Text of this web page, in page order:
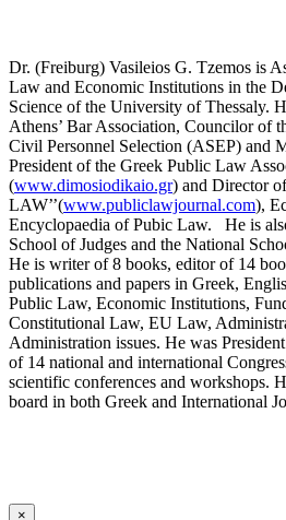
Dr. (Freiburg) Vasileios G. Tzemos is
Law and Economic Institutions in the
Science of the University of Thessaly.
Athens’ Bar Association, Councilor of
Civil Personnel Selection (ASEP) and
President of the Greek Public Law
(www.dimosiodikaio.gr) and Director
LAW’’(www.publiclawjournal.com),
Encyclopaedia of Pubic Law. He is
School of Judges and the National
He is writer of 8 books, editor of 14
publications and papers in Greek,
Public Law, Economic Institutions,
Constitutional Law, EU Law,
Administration issues. He was
of 14 national and international
scientific conferences and workshops.
board in both Greek and International
×